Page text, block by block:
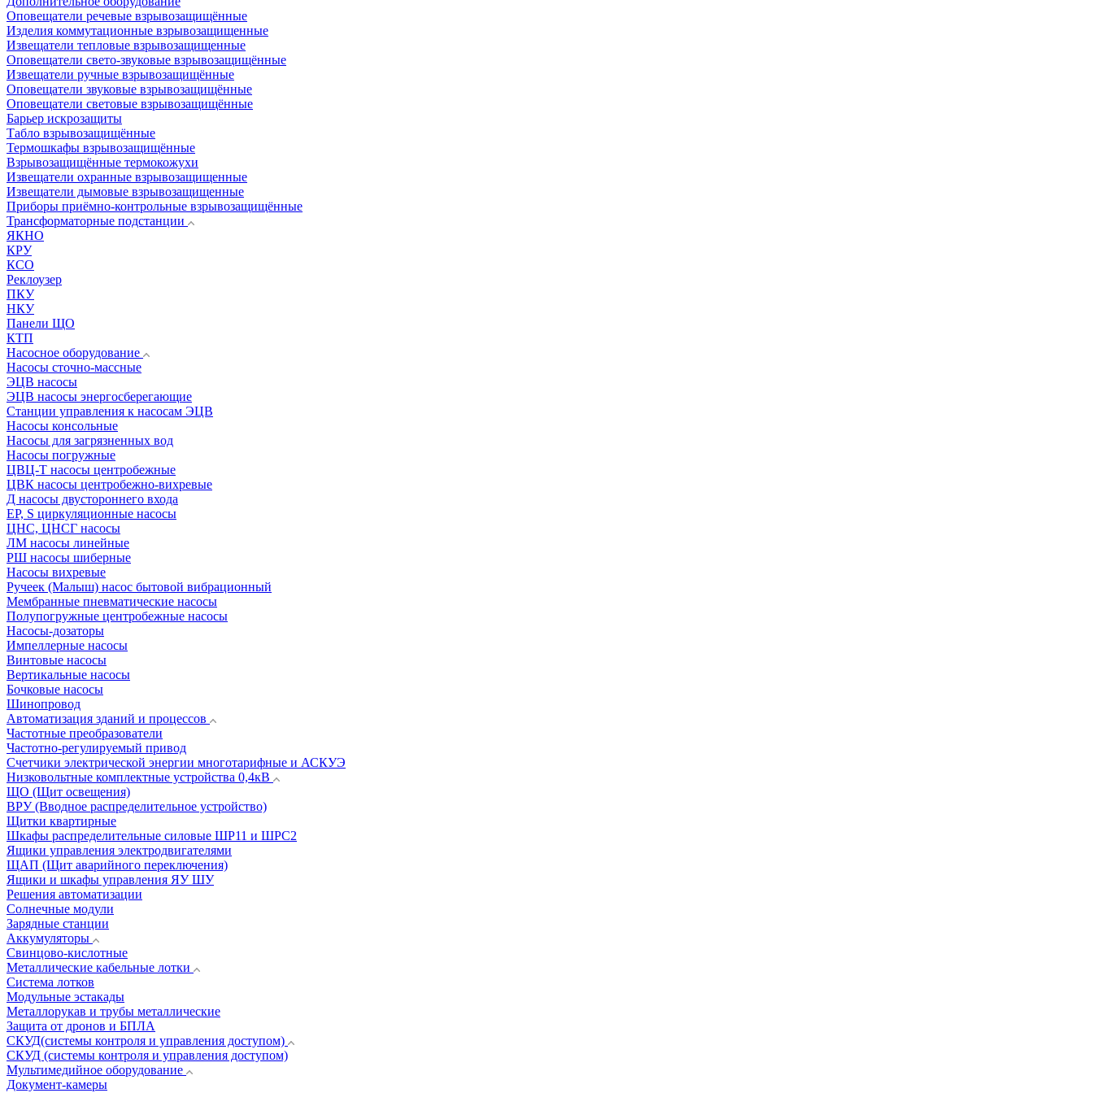
Оповещатели речевые взрывозащищённые
Изделия коммутационные взрывозащищенные
Извещатели тепловые взрывозащищенные
Оповещатели свето-звуковые взрывозащищённые
Извещатели ручные взрывозащищённые
Оповещатели звуковые взрывозащищённые
Оповещатели световые взрывозащищённые
Барьер искрозащиты
Табло взрывозащищённые
Термошкафы взрывозащищённые
Взрывозащищённые термокожухи
Извещатели охранные взрывозащищенные
Извещатели дымовые взрывозащищенные
Приборы приёмно-контрольные взрывозащищённые
Трансформаторные подстанции
ЯКНО
КРУ
КСО
Реклоузер
ПКУ
НКУ
Панели ЩО
КТП
Насосное оборудование
Насосы сточно-массные
ЭЦВ насосы
ЭЦВ насосы энергосберегающие
Станции управления к насосам ЭЦВ
Насосы консольные
Насосы для загрязненных вод
Насосы погружные
ЦВЦ-Т насосы центробежные
ЦВК насосы центробежно-вихревые
Д насосы двустороннего входа
EP, S циркуляционные насосы
ЦНС, ЦНСГ насосы
ЛМ насосы линейные
РШ насосы шиберные
Насосы вихревые
Ручеек (Малыш) насос бытовой вибрационный
Мембранные пневматические насосы
Полупогружные центробежные насосы
Насосы-дозаторы
Импеллерные насосы
Винтовые насосы
Вертикальные насосы
Бочковые насосы
Шинопровод
Автоматизация зданий и процессов
Частотные преобразователи
Частотно-регулируемый привод
Счетчики электрической энергии многотарифные и АСКУЭ
Низковольтные комплектные устройства 0,4кВ
ЩО (Щит освещения)
ВРУ (Вводное распределительное устройство)
Щитки квартирные
Шкафы распределительные силовые ШР11 и ШРС2
Ящики управления электродвигателями
ЩАП (Щит аварийного переключения)
Ящики и шкафы управления ЯУ ШУ
Решения автоматизации
Солнечные модули
Зарядные станции
Аккумуляторы
Свинцово-кислотные
Металлические кабельные лотки
Система лотков
Модульные эстакады
Металлорукав и трубы металлические
Защита от дронов и БПЛА
СКУД(системы контроля и управления доступом)
СКУД (системы контроля и управления доступом)
Мультимедийное оборудование
Документ-камеры